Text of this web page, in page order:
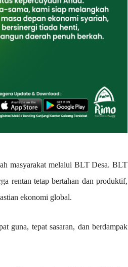
masyarakat melalui BLT Desa. BLT
rentan tetap bertahan dan produktif,
ekonomi global.
guna, tepat sasaran, dan berdampak